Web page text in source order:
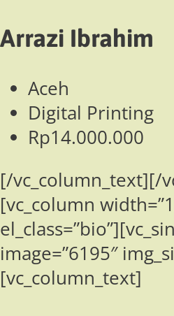
Arrazi Ibrahim
Aceh
Digital Printing
Rp14.000.000
[/vc_column_text][/
[vc_column
image=”6195″
[vc_column_text]